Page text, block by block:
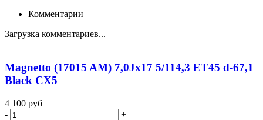
Комментарии
Загрузка комментариев...
Magnetto (17015 AM) 7,0Jx17 5/114,3 ET45 d-67,1
Black CX5
4 100 руб
-
+